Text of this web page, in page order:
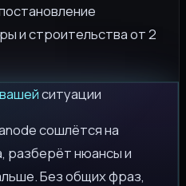
и строительства от 2
ситуации
сошлётся на
разберёт нюансы и
Без общих фраз,